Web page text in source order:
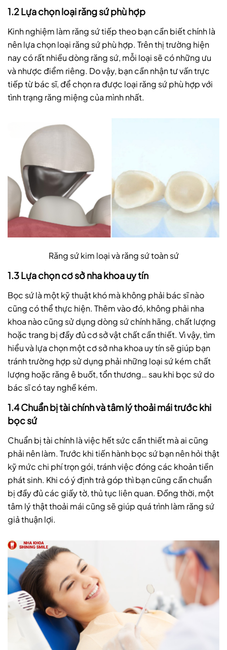
1.2 Lựa chọn loại răng sứ phù hợp
Kinh nghiệm làm răng sứ tiếp theo bạn cần biết chính là
nên lựa chọn loại răng sứ phù hợp. Trên thị trường hiện
nay có rất nhiều dòng răng sứ, mỗi loại sẽ có những ưu
và nhược điểm riêng. Do vậy, bạn cần nhận tư vấn trực
tiếp từ bác sĩ, để chọn ra được loại răng sứ phù hợp với
tình trạng răng miệng của mình nhất.
Răng sứ kim loại và răng sứ toàn sứ
1.3 Lựa chọn cơ sở nha khoa uy tín
Bọc sứ là một kỹ thuật khó mà không phải bác sĩ nào
cũng có thể thực hiện. Thêm vào đó, không phải nha
khoa nào cũng sử dụng dòng sứ chính hãng, chất lượng
hoặc trang bị đầy đủ cơ sở vật chất cần thiết. Vì vậy, tìm
hiểu và lựa chọn một cơ sở nha khoa uy tín sẽ giúp bạn
tránh trường hợp sử dụng phải những loại sứ kém chất
lượng hoặc răng ê buốt, tổn thương… sau khi bọc sứ do
bác sĩ có tay nghề kém.
1.4 Chuẩn bị tài chính và tâm lý thoải mái trước khi
bọc sứ
Chuẩn bị tài chính là việc hết sức cần thiết mà ai cũng
phải nên làm. Trước khi tiến hành bọc sứ bạn nên hỏi thật
kỹ mức chi phí trọn gói, tránh việc đóng các khoản tiền
phát sinh. Khi có ý định trả góp thì bạn cũng cần chuẩn
bị đầy đủ các giấy tờ, thủ tục liên quan. Đồng thời, một
tâm lý thật thoải mái cũng sẽ giúp quá trình làm răng sứ
giả thuận lợi.